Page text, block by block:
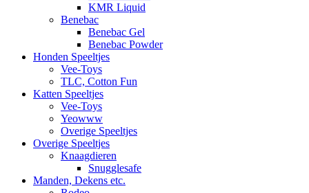
KMR Liquid
Benebac
Benebac Gel
Benebac Powder
Honden Speeltjes
Vee-Toys
TLC, Cotton Fun
Katten Speeltjes
Vee-Toys
Yeowww
Overige Speeltjes
Overige Speeltjes
Knaagdieren
Snugglesafe
Manden, Dekens etc.